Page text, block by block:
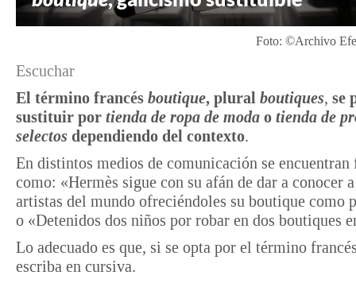
Foto: ©Archivo
Escuchar
El término francés boutique, plural boutiques, se
sustituir por tienda de ropa de moda o tienda de
selectos dependiendo del contexto.
En distintos medios de comunicación se encuentran
como: «Hermès sigue con su afán de dar a conocer
artistas del mundo ofreciéndoles su boutique como
o «Detenidos dos niños por robar en dos boutiques
Lo adecuado es que, si se opta por el término
escriba en cursiva.